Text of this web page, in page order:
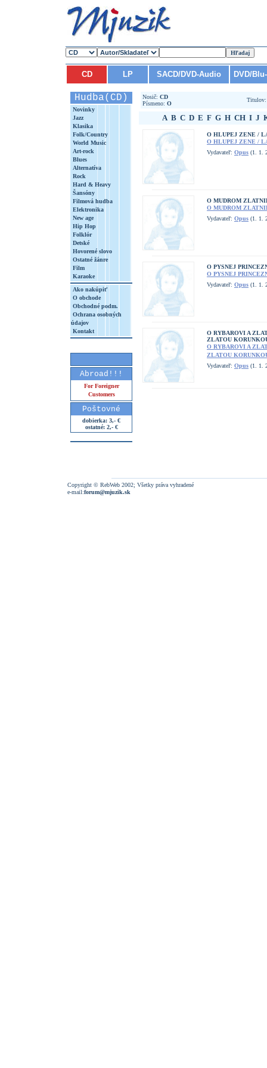
CD LP SACD/DVD-Audio DVD/
Hudba(CD)
Novinky
Jazz
Klasika
Folk/Country
World Music
Art-rock
Blues
Alternatíva
Rock
Hard & Heavy
Šansóny
Filmová hudba
Elektronika
New age
Hip Hop
Folklór
Detské
Hovorené slovo
Ostatné žánre
Film
Karaoke
Ako nakúpiť
O obchode
Obchodné podm.
Ochrana osobných
údajov
Kontakt
Abroad!!!
For Foreigner
Customers
Poštovné
dobierka: 3,- €
ostatné: 2,- €
Nosič: CD
Písmeno: O
A B C D E F G H CH I J
O HLUPEJ ZENE /
O HLUPEJ ZENE /
Vydavateľ: Opus (1. 1.
O MUDROM
O MUDROM
Vydavateľ: Opus (1. 1.
O PYSNEJ
O PYSNEJ
Vydavateľ: Opus (1. 1.
O RYBAROVI A
ZLATOU
O RYBAROVI A
ZLATOU
Vydavateľ: Opus (1. 1.
Copyright © RebWeb 2002; Všetky práva vyhradené
e-mail:forum@mjuzik.sk